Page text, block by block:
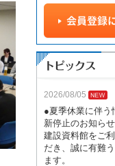
2026/08/05
●夏季休業に伴う
新停止のお知ら
建設資料館をご
だき、誠に有難
ます。